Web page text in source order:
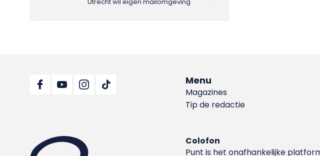
Menu
Magazines
Tip de redactie
Colofon
Punt is het onafhankelijke